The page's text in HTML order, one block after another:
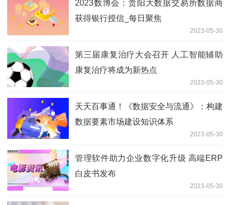
2023数博会：贵阳大数据交易所数据商
获得银行授信_每日聚焦
2023-05-30
第三届康复治疗大会召开 人工智能辅助
康复治疗将成为新热点
2023-05-30
天天百事通！《数据安全与流通》：构建
数据要素市场建设知识体系
2023-05-30
管理软件助力企业数字化升级 高端ERP
白皮书发布
2023-05-30